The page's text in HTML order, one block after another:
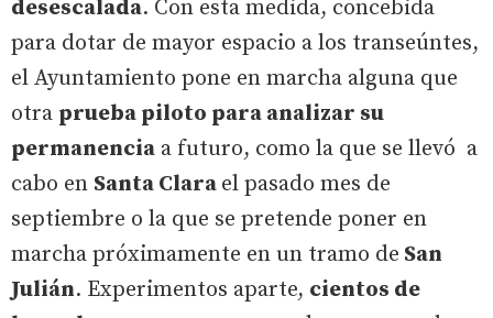
desescalada. Con esta medida, concebida
para dotar de mayor espacio a los transeúntes,
el Ayuntamiento pone en marcha alguna que
otra prueba piloto para analizar su
permanencia a futuro, como la que se llevó a
cabo en Santa Clara el pasado mes de
septiembre o la que se pretende poner en
marcha próximamente en un tramo de San
Julián. Experimentos aparte, cientos de